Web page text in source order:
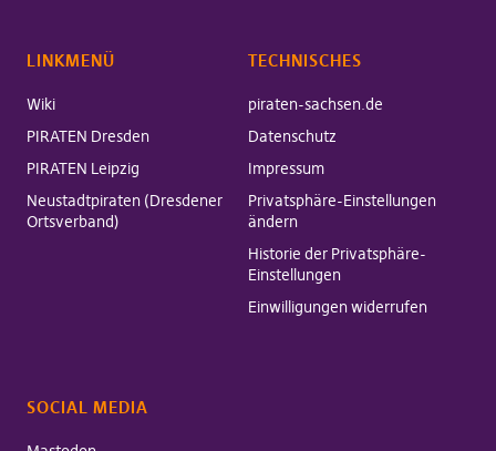
LINKMENÜ
Wiki
PIRATEN Dresden
PIRATEN Leipzig
Neustadtpiraten (Dresdener
Ortsverband)
TECHNISCHES
piraten-sachsen.de
Datenschutz
Impressum
Privatsphäre-Einstellungen
ändern
Historie der Privatsphäre-
Einstellungen
Einwilligungen widerrufen
SOCIAL MEDIA